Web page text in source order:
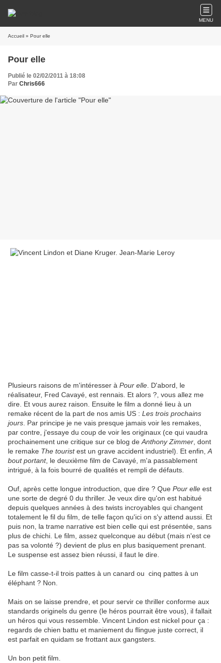
MENU
Accueil » Pour elle
Pour elle
Publié le 02/02/2011 à 18:08
Par Chris666
Plusieurs raisons de m'intéresser à Pour elle . D'abord, le
réalisateur, Fred Cavayé, est rennais. Et alors ?, vous allez me
dire. Et vous aurez raison. Ensuite le film a donné lieu à un
remake récent de la part de nos amis US : Les trois prochains
jours . Par principe je ne vais presque jamais voir les remakes,
par contre, j'essaye du coup de voir les originaux (ce qui vaudra
prochainement une critique sur ce blog de Anthony Zimmer , dont
le remake The touristest un grave accident industriel). Et enfin, A
bout portant, le deuxième film de Cavayé, m'a passablement
intrigué, à la fois bourré de qualités et rempli de défauts.
Ouf, après cette longue introduction, que dire ? Que Pour elle est
une sorte de degré 0 du thriller. Je veux dire qu'on est habitué
depuis quelques années à des twists incroyables qui changent
totalement le fil du film, de telle façon qu'ici on s'y attend aussi. Et
puis non, la trame narrative est bien celle qui est présentée, sans
plus de chichi. Le film, assez quelconque au début (mais n'est ce
pas sa volonté ?) devient de plus en plus basiquement prenant.
Le suspense est assez bien réussi, il faut le dire.
Le film casse-t-il trois pattes à un canard ou cinq pattes à un
éléphant ? Non.
Mais on se laisse prendre, et pour servir ce thriller conforme aux
standards originels du genre (le héros pourrait être vous), il fallait
un héros qui vous ressemble. Vincent Lindon est nickel pour ça :
regards de chien battu et maniement du flingue juste correct, il
est parfait en quidam se frottant aux gangsters.
Un bon petit film.